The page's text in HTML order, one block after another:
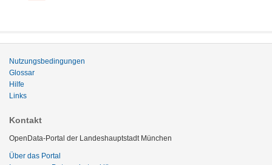
Nutzungsbedingungen
Glossar
Hilfe
Links
Kontakt
OpenData-Portal der Landeshauptstadt München
Über das Portal